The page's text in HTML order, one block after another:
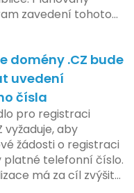
zavedení tohoto
technické
změn,
být předloženy do
roku. Očekává se,
adaptaci
podpory pro
přičemž všechny
by měly
k testování v rámci
domény .CZ bude
uvedení
čísla
pro registraci
vyžaduje, aby
žádosti o registraci
platné telefonní číslo.
má za cíl zvýšit